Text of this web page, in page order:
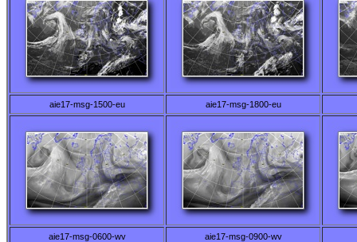
aie17-msg-1500-eu aie17-msg-1800-eu
aie17-msg-0600-wv aie17-msg-0900-wv